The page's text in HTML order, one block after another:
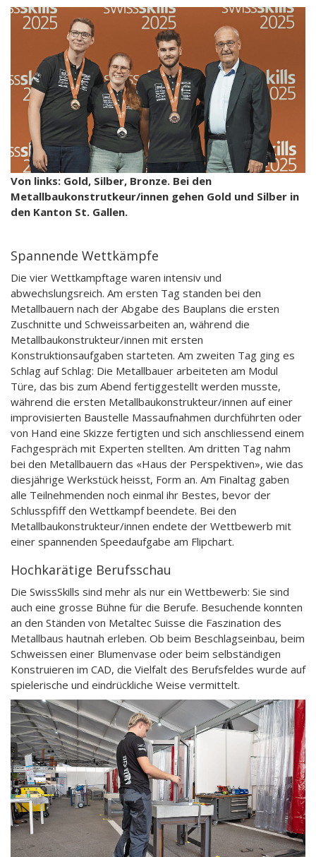
Von links: Gold, Silber, Bronze. Bei den
Metallbaukonstrutkeur/innen gehen Gold und Silber in
den Kanton St. Gallen.
Spannende Wettkämpfe
Die vier Wettkampftage waren intensiv und
abwechslungsreich. Am ersten Tag standen bei den
Metallbauern nach der Abgabe des Bauplans die ersten
Zuschnitte und Schweissarbeiten an, während die
Metallbaukonstrukteur/innen mit ersten
Konstruktionsaufgaben starteten. Am zweiten Tag ging es
Schlag auf Schlag: Die Metallbauer arbeiteten am Modul
Türe, das bis zum Abend fertiggestellt werden musste,
während die ersten Metallbaukonstrukteur/innen auf einer
improvisierten Baustelle Massaufnahmen durchführten oder
von Hand eine Skizze fertigten und sich anschliessend einem
Fachgespräch mit Experten stellten. Am dritten Tag nahm
bei den Metallbauern das «Haus der Perspektiven», wie das
diesjährige Werkstück heisst, Form an. Am Finaltag gaben
alle Teilnehmenden noch einmal ihr Bestes, bevor der
Schlusspfiff den Wettkampf beendete. Bei den
Metallbaukonstrukteur/innen endete der Wettbewerb mit
einer spannenden Speedaufgabe am Flipchart.
Hochkarätige Berufsschau
Die SwissSkills sind mehr als nur ein Wettbewerb: Sie sind
auch eine grosse Bühne für die Berufe. Besuchende konnten
an den Ständen von Metaltec Suisse die Faszination des
Metallbaus hautnah erleben. Ob beim Beschlagseinbau, beim
Schweissen einer Blumenvase oder beim selbständigen
Konstruieren im CAD, die Vielfalt des Berufsfeldes wurde auf
spielerische und eindrückliche Weise vermittelt.